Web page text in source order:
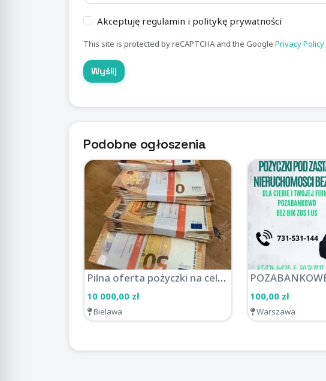
Akceptuję regulamin i politykę prywatności
This site is protected by reCAPTCHA and the Google Privacy Policy
Wyślij
Podobne ogłoszenia
Pilna oferta pożyczki na cele biznesowe i osobiste
10 000,00 zł
Bielawa
100,00 zł
Warszawa